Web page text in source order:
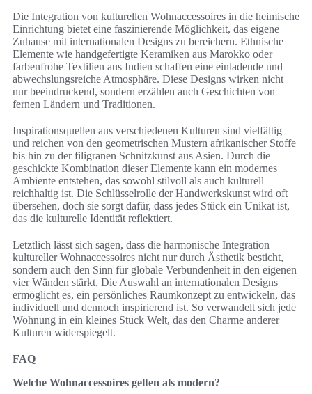
Die Integration von kulturellen Wohnaccessoires in die heimische
Einrichtung bietet eine faszinierende Möglichkeit, das eigene
Zuhause mit internationalen Designs zu bereichern. Ethnische
Elemente wie handgefertigte Keramiken aus Marokko oder
farbenfrohe Textilien aus Indien schaffen eine einladende und
abwechslungsreiche Atmosphäre. Diese Designs wirken nicht
nur beeindruckend, sondern erzählen auch Geschichten von
fernen Ländern und Traditionen.
Inspirationsquellen aus verschiedenen Kulturen sind vielfältig
und reichen von den geometrischen Mustern afrikanischer Stoffe
bis hin zu der filigranen Schnitzkunst aus Asien. Durch die
geschickte Kombination dieser Elemente kann ein modernes
Ambiente entstehen, das sowohl stilvoll als auch kulturell
reichhaltig ist. Die Schlüsselrolle der Handwerkskunst wird oft
übersehen, doch sie sorgt dafür, dass jedes Stück ein Unikat ist,
das die kulturelle Identität reflektiert.
Letztlich lässt sich sagen, dass die harmonische Integration
kultureller Wohnaccessoires nicht nur durch Ästhetik besticht,
sondern auch den Sinn für globale Verbundenheit in den eigenen
vier Wänden stärkt. Die Auswahl an internationalen Designs
ermöglicht es, ein persönliches Raumkonzept zu entwickeln, das
individuell und dennoch inspirierend ist. So verwandelt sich jede
Wohnung in ein kleines Stück Welt, das den Charme anderer
Kulturen widerspiegelt.
FAQ
Welche Wohnaccessoires gelten als modern?